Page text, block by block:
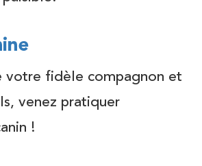
Rafting
votre fidèle compagnon et
venez pratiquer
!